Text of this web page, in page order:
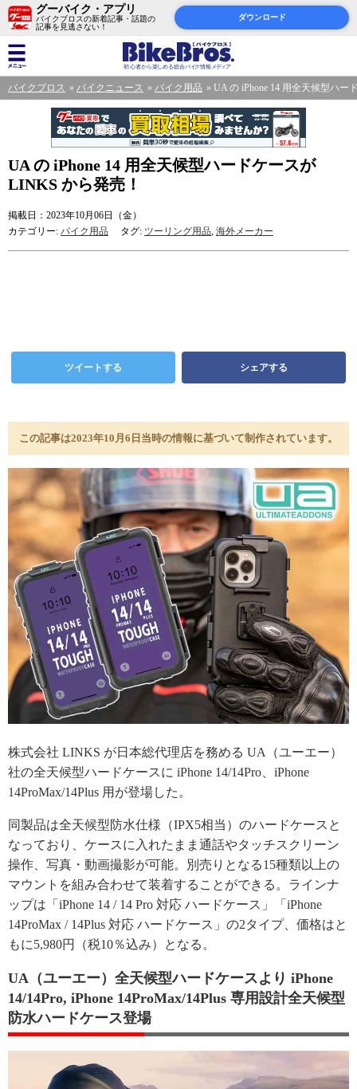
グーバイク・アプリ
バイクブロスの新着記事・話題の
記事を見逃さない！
ダウンロード
バイクブロス バイクニュース バイク用品 UA の iPhone 14 用全天候型ハー
UA の iPhone 14 用全天候型ハードケースが
LINKS から発売！
掲載日：2023年10月06日（金）
カテゴリー: バイク用品 タグ: ツーリング用品, 海外メーカー
ツイートする シェアする
この記事は2023年10月6日当時の情報に基づいて制作されています。
株式会社 LINKS が日本総代理店を務める UA（ユーエー）
社の全天候型ハードケースに iPhone 14/14Pro、iPhone
14ProMax/14Plus 用が登場した。
同製品は全天候型防水仕様（IPX5相当）のハードケースと
なっており、ケースに入れたまま通話やタッチスクリーン
操作、写真・動画撮影が可能。別売りとなる15種類以上の
マウントを組み合わせて装着することができる。ラインナ
ップは「iPhone 14 / 14 Pro 対応 ハードケース」「iPhone
14ProMax / 14Plus 対応 ハードケース」の2タイプ、価格はと
もに5,980円（税10％込み）となる。
UA（ユーエー）全天候型ハードケースより iPhone
14/14Pro, iPhone 14ProMax/14Plus 専用設計全天候型
防水ハードケース登場